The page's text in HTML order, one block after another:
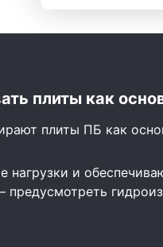
плиты как
плиты ПБ как
и
предусмотреть